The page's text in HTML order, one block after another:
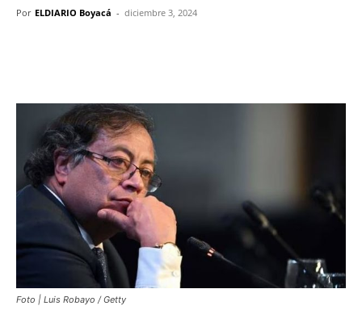
Por ELDIARIO Boyacá - diciembre 3, 2024
Foto | Luis Robayo / Getty